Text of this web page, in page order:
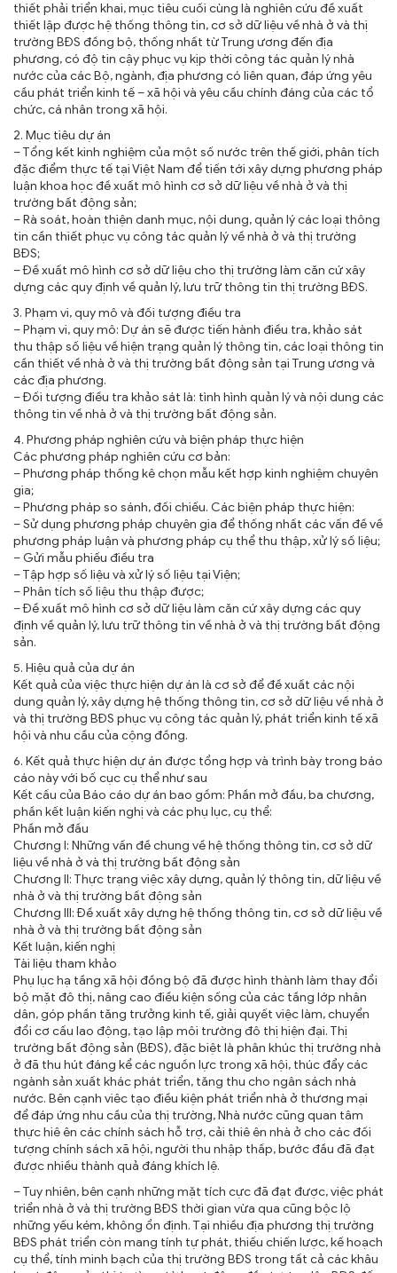
thiết phải triển khai, mục tiêu cuối cùng là nghiên cứu đề xuất
thiết lập được hệ thống thông tin, cơ sở dữ liệu về nhà ở và thị
trường BĐS đồng bộ, thống nhất từ Trung ương đến địa
phương, có độ tin cậy phục vụ kịp thời công tác quản lý nhà
nước của các Bộ, ngành, địa phương có liên quan, đáp ứng yêu
cầu phát triển kinh tế – xã hội và yêu cầu chính đáng của các tổ
chức, cá nhân trong xã hội.
2. Mục tiêu dự án
– Tổng kết kinh nghiệm của một số nước trên thế giới, phân tích
đặc điểm thực tế tại Việt Nam để tiến tới xây dựng phương pháp
luận khoa học đề xuất mô hình cơ sở dữ liệu về nhà ở và thị
trường bất động sản;
– Rà soát, hoàn thiện danh mục, nội dung, quản lý các loại thông
tin cần thiết phục vụ công tác quản lý về nhà ở và thị trường
BĐS;
– Đề xuất mô hình cơ sở dữ liệu cho thị trường làm căn cứ xây
dựng các quy định về quản lý, lưu trữ thông tin thị trường BĐS.
3. Phạm vi, quy mô và đối tượng điều tra
– Phạm vi, quy mô: Dự án sẽ được tiến hành điều tra, khảo sát
thu thập số liệu về hiện trạng quản lý thông tin, các loại thông tin
cần thiết về nhà ở và thị trường bất động sản tại Trung ương và
các địa phương.
– Đối tượng điều tra khảo sát là: tình hình quản lý và nội dung các
thông tin về nhà ở và thị trường bất động sản.
4. Phương pháp nghiên cứu và biện pháp thực hiện
Các phương pháp nghiên cứu cơ bản:
– Phương pháp thống kê chọn mẫu kết hợp kinh nghiệm chuyên
gia;
– Phương pháp so sánh, đối chiếu. Các biện pháp thực hiện:
– Sử dụng phương pháp chuyên gia để thống nhất các vấn đề về
phương pháp luận và phương pháp cụ thể thu thập, xử lý số liệu;
– Gửi mẫu phiếu điều tra
– Tập hợp số liệu và xử lý số liệu tại Viện;
– Phân tích số liệu thu thập được;
– Đề xuất mô hình cơ sở dữ liệu làm căn cứ xây dựng các quy
định về quản lý, lưu trữ thông tin về nhà ở và thị trường bất động
sản.
5. Hiệu quả của dự án
Kết quả của việc thực hiện dự án là cơ sở để đề xuất các nội
dung quản lý, xây dựng hệ thống thông tin, cơ sở dữ liệu về nhà ở
và thị trường BĐS phục vụ công tác quản lý, phát triển kinh tế xã
hội và nhu cầu của cộng đồng.
6. Kết quả thực hiện dự án được tổng hợp và trình bày trong báo
cáo này với bố cục cụ thể như sau
Kết cấu của Báo cáo dự án bao gồm: Phần mở đầu, ba chương,
phần kết luận kiến nghị và các phụ lục, cụ thể:
Phần mở đầu
Chương I: Những vấn đề chung về hệ thống thông tin, cơ sở dữ
liệu về nhà ở và thị trường bất động sản
Chương II: Thực trạng việc xây dựng, quản lý thông tin, dữ liệu về
nhà ở và thị trường bất động sản
Chương III: Đề xuất xây dựng hệ thống thông tin, cơ sở dữ liệu về
nhà ở và thị trường bất động sản
Kết luận, kiến nghị
Tài liệu tham khảo
Phụ lục hạ tầng xã hội đồng bộ đã được hình thành làm thay đổi
bộ mặt đô thị, nâng cao điều kiện sống của các tầng lớp nhân
dân, góp phần tăng trưởng kinh tế, giải quyết việc làm, chuyển
đổi cơ cấu lao động, tạo lập môi trường đô thị hiện đại. Thị
trường bất động sản (BĐS), đặc biệt là phân khúc thị trường nhà
ở đã thu hút đáng kể các nguồn lực trong xã hội, thúc đẩy các
ngành sản xuất khác phát triển, tăng thu cho ngân sách nhà
nước. Bên cạnh viêc tạo điều kiện phát triển nhà ở thương mại
để đáp ứng nhu cầu của thị trường, Nhà nước cũng quan tâm
thực hiê ên các chính sách hỗ trợ, cải thiê ên nhà ở cho các đối
tượng chính sách xã hội, người thu nhập thấp, bước đầu đã đạt
được nhiều thành quả đáng khích lệ.
– Tuy nhiên, bên cạnh những mặt tích cực đã đạt được, việc phát
triển nhà ở và thị trường BĐS thời gian vừa qua cũng bộc lộ
những yếu kém, không ổn định. Tại nhiều địa phương thị trường
BĐS phát triển còn mang tính tự phát, thiếu chiến lược, kế hoạch
cụ thể, tính minh bạch của thị trường BĐS trong tất cả các khâu